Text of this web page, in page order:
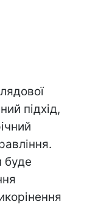
підхід,
буде